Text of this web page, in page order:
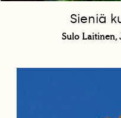
Sieniä
Sulo Laitinen,